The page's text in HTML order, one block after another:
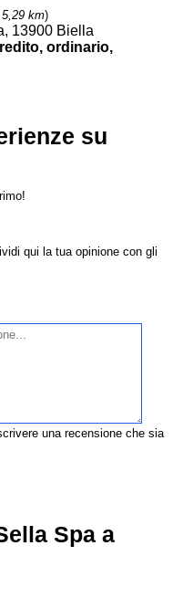
km)
13900 Biella
ordinario,
su
qui la tua opinione con gli
una recensione che sia
Spa a